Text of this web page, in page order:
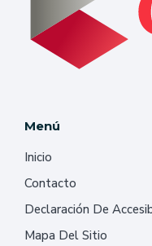
Menú
Inicio
Contacto
Declaración De
Mapa Del Sitio